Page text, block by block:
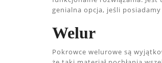
genialna opcja, jeśli
Welur
Pokrowce welurowe są